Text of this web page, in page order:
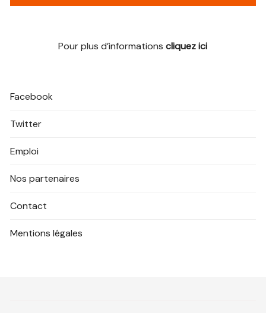
Pour plus d’informationscliquez ici
Facebook
Twitter
Emploi
Nos partenaires
Contact
Mentions légales